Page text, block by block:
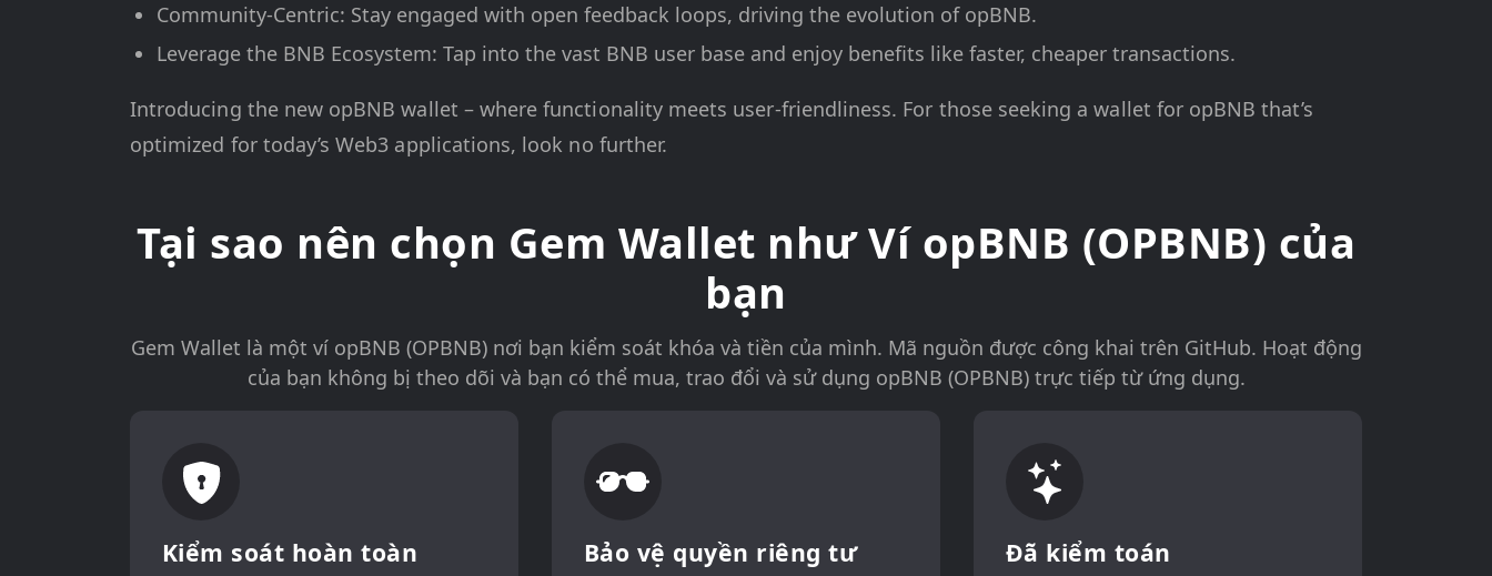
Community-Centric: Stay engaged with open feedback loops, driving the evolution of opBNB.
Leverage the BNB Ecosystem: Tap into the vast BNB user base and enjoy benefits like faster, cheaper transactions.
Introducing the new opBNB wallet – where functionality meets user-friendliness. For those seeking a wallet for opBNB that’s
optimized for today’s Web3 applications, look no further.
Tại sao nên chọn Gem Wallet như Ví opBNB (OPBNB) của
bạn
Gem Wallet là một ví opBNB (OPBNB) nơi bạn kiểm soát khóa và tiền của mình. Mã nguồn được công khai trên GitHub. Hoạt động
của bạn không bị theo dõi và bạn có thể mua, trao đổi và sử dụng opBNB (OPBNB) trực tiếp từ ứng dụng.
Kiểm soát hoàn toàn Bảo vệ quyền riêng tư Đã kiểm toán